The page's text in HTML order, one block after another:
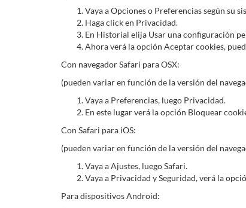
Vaya a Opciones o Preferencias según su
Haga click en Privacidad.
En Historial elija Usar una configuración
Ahora verá la opción Aceptar cookies,
Con navegador Safari para OSX:
(pueden variar en función de la versión del
Vaya a Preferencias, luego Privacidad.
En este lugar verá la opción Bloquear
Con Safari para iOS:
(pueden variar en función de la versión del
Vaya a Ajustes, luego Safari.
Vaya a Privacidad y Seguridad, verá la
Para dispositivos Android: